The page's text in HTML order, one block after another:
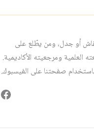
أو جدل، ومن يطّلع على
العلمية ومرجعيته الأكاديمية.
صفحتنا على الفيسبوك.